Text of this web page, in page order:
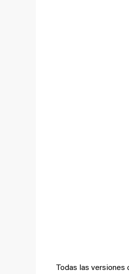
Todas las versiones